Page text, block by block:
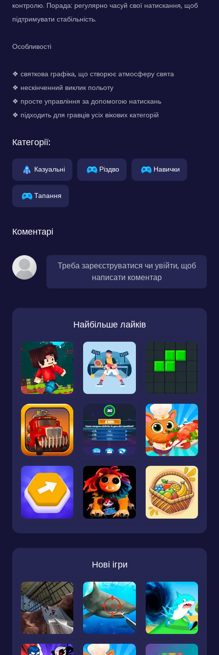
контролю. Порада: регулярно часуй свої натискання, щоб
підтримувати стабільність.
Особливості
❖ святкова графіка, що створює атмосферу свята
❖ нескінченний виклик польоту
❖ просте управління за допомогою натискань
❖ підходить для гравців усіх вікових категорій
Категорії:
Казуальні Різдво Навички
Тапання
Коментарі
Треба зареєструватися чи увійти, щоб
написати коментар
Найбільше лайків
Нові ігри